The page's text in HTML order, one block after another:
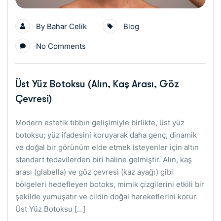
By Bahar Celik Blog
No Comments
Üst Yüz Botoksu (Alın, Kaş Arası, Göz
Çevresi)
Modern estetik tıbbın gelişimiyle birlikte, üst yüz
botoksu; yüz ifadesini koruyarak daha genç, dinamik
ve doğal bir görünüm elde etmek isteyenler için altın
standart tedavilerden biri haline gelmiştir. Alın, kaş
arası (glabella) ve göz çevresi (kaz ayağı) gibi
bölgeleri hedefleyen botoks, mimik çizgilerini etkili bir
şekilde yumuşatır ve cildin doğal hareketlerini korur.
Üst Yüz Botoksu […]